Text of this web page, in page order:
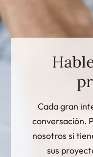
Cada gran
conversación.
nosotros si
sus